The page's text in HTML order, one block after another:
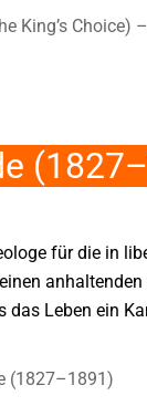
King’s Choice)
für die in
das Leben ein
(1827–1891)